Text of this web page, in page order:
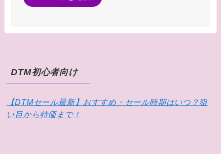
DTM初心者向け
【DTMセール最新】おすすめ・セール時期はいつ？狙
い目から特価まで！